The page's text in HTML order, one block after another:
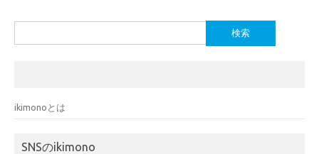
索:
ikimonoとは
SNSのikimono